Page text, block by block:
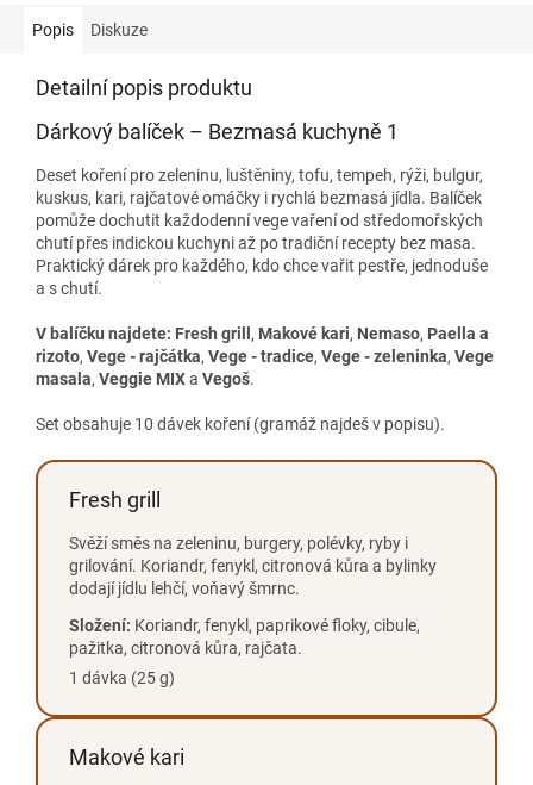
Popis Diskuze
Detailní popis produktu
Dárkový balíček – Bezmasá kuchyně 1
Deset koření pro zeleninu, luštěniny, tofu, tempeh, rýži, bulgur,
kuskus, kari, rajčatové omáčky i rychlá bezmasá jídla. Balíček
pomůže dochutit každodenní vege vaření od středomořských
chutí přes indickou kuchyni až po tradiční recepty bez masa.
Praktický dárek pro každého, kdo chce vařit pestře, jednoduše
a s chutí.
V balíčku najdete: Fresh grill , Makové kari, Nemaso, Paella a
rizoto, Vege - rajčátka, Vege - tradice, Vege - zeleninka, Vege
masala, Veggie MIXa Vegoš.
Set obsahuje 10 dávek koření (gramáž najdeš v popisu).
Fresh grill
Svěží směs na zeleninu, burgery, polévky, ryby i
grilování. Koriandr, fenykl, citronová kůra a bylinky
dodají jídlu lehčí, voňavý šmrnc.
Složení: Koriandr, fenykl, paprikové floky, cibule,
pažitka, citronová kůra, rajčata.
1 dávka (25 g)
Makové kari